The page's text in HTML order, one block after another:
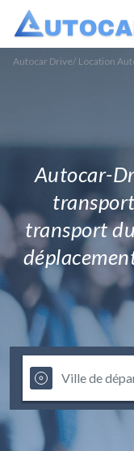
Autocar Drive/ Location
Autocar-
transport